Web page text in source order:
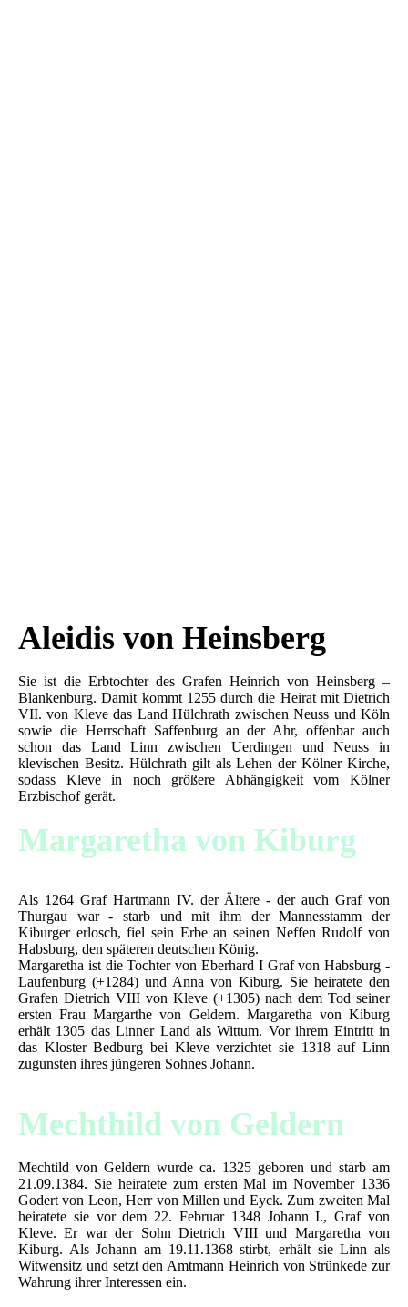
Aleidis von Heinsberg
Sie ist die Erbtochter des Grafen Heinrich von Heinsberg –
Blankenburg. Damit kommt 1255 durch die Heirat mit Dietrich
VII. von Kleve das Land Hülchrath zwischen Neuss und Köln
sowie die Herrschaft Saffenburg an der Ahr, offenbar auch
schon das Land Linn zwischen Uerdingen und Neuss in
klevischen Besitz. Hülchrath gilt als Lehen der Kölner Kirche,
sodass Kleve in noch größere Abhängigkeit vom Kölner
Erzbischof gerät.
Margaretha von Kiburg
Als 1264 Graf Hartmann IV. der Ältere - der auch Graf von
Thurgau war - starb und mit ihm der Mannesstamm der
Kiburger erlosch, fiel sein Erbe an seinen Neffen Rudolf von
Habsburg, den späteren deutschen König.
Margaretha ist die Tochter von Eberhard I Graf von Habsburg -
Laufenburg (+1284) und Anna von Kiburg. Sie heiratete den
Grafen Dietrich VIII von Kleve (+1305) nach dem Tod seiner
ersten Frau Margarthe von Geldern. Margaretha von Kiburg
erhält 1305 das Linner Land als Wittum. Vor ihrem Eintritt in
das Kloster Bedburg bei Kleve verzichtet sie 1318 auf Linn
zugunsten ihres jüngeren Sohnes Johann.
Mechthild von Geldern
Mechtild von Geldern wurde ca. 1325 geboren und starb am
21.09.1384. Sie heiratete zum ersten Mal im November 1336
Godert von Leon, Herr von Millen und Eyck. Zum zweiten Mal
heiratete sie vor dem 22. Februar 1348 Johann I., Graf von
Kleve. Er war der Sohn Dietrich VIII und Margaretha von
Kiburg. Als Johann am 19.11.1368 stirbt, erhält sie Linn als
Witwensitz und setzt den Amtmann Heinrich von Strünkede zur
Wahrung ihrer Interessen ein.